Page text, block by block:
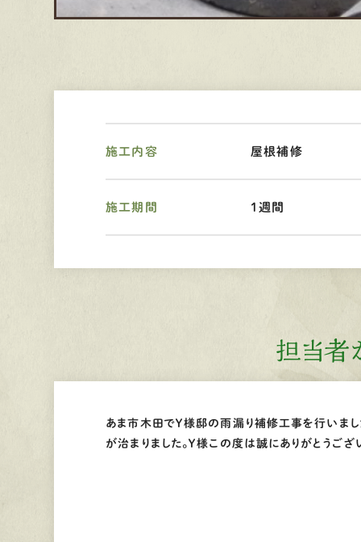
施工内容 屋根補修
施工期間 １週間
担当者
あま市木田でＹ様邸の雨漏り補修工事を行いま
が治まりました。Ｙ様この度は誠にありがとうござ